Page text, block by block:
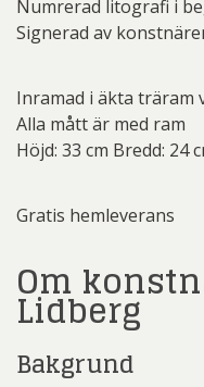
Numrerad litografi i
Signerad av
Inramad i äkta träram
Alla mått är med ram
Höjd: 33 cm Bredd: 24
Gratis hemleverans
Om
Lidberg
Bakgrund